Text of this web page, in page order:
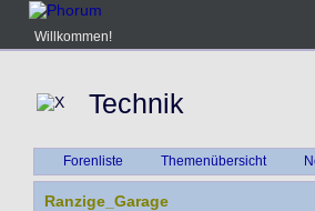
Willkommen!
Technik
Forenliste Themenübersicht
Ranzige_Garage